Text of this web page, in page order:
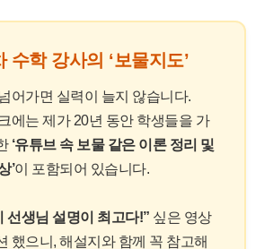
수학 강사의 ‘보물지도’
어가면 실력이 늘지 않습니다.
에는 제가 20년 동안 학생들을 가
‘유튜브 속 보물 같은 이론 정리 및
’이 포함되어 있습니다.
선생님 설명이 최고다!” 싶은 영상
했으니, 해설지와 함께 꼭 참고해